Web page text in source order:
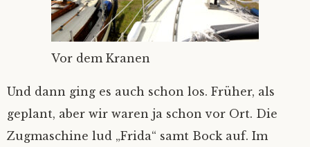
Vor dem Kranen
Und dann ging es auch schon los. Früher, als
geplant, aber wir waren ja schon vor Ort. Die
Zugmaschine lud „Frida“ samt Bock auf. Im